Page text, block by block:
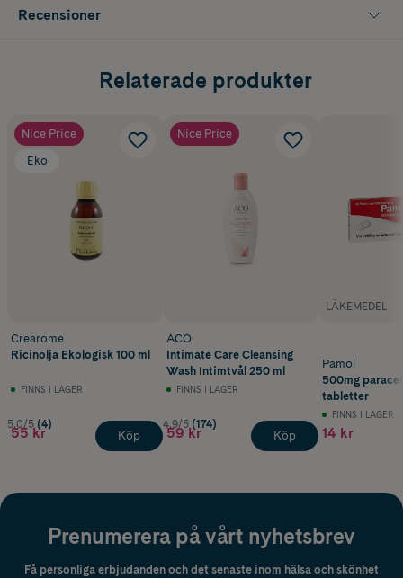
Recensioner
Relaterade produkter
Nice Price
Eko
Crearome
Ricinolja Ekologisk 100 ml
FINNS I LAGER
5.0/5 (4)
55 kr Köp
Nice Price
ACO
Intimate Care Cleansing
Wash Intimtvål 250 ml
FINNS I LAGER
4.9/5 (174)
59 kr Köp
LÄKEMEDEL
Pamol
500mg
tabletter
FINNS I LAGER
14 kr
Prenumerera på vårt nyhetsbrev
Få personliga erbjudanden och det senaste inom hälsa och skönhet